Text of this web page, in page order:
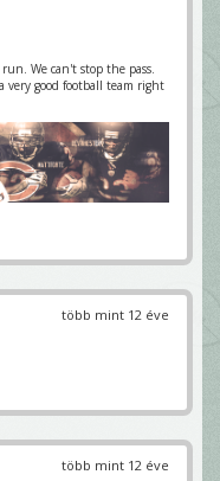
We can't stop the pass.
good football team right
több mint 12 éve
több mint 12 éve